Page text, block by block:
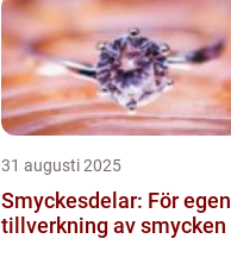
31 augusti 2025
Smyckesdelar: För egen
tillverkning av smycken